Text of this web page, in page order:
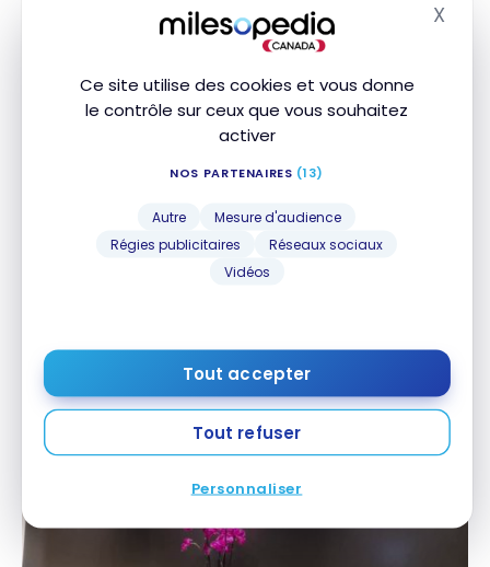
Ce site utilise des cookies et vous donne
le contrôle sur ceux que vous souhaitez
activer
NOS PARTENAIRES (13)
Autre
Mesure d'audience
Régies publicitaires
Réseaux sociaux
Vidéos
Tout accepter
Tout refuser
Personnaliser
X
Escale à Zurich : guide à l’aéroport et en ville
Escale à Zurich : guide à l’aéroport et en ville
5 Décembre 2024